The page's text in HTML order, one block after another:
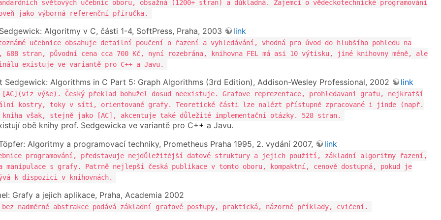
světových učebnic oboru, obsažná (1200+ stran) a důkladná. Zajemci o vědeckotechnické programování
jako výborná referenční příručka.
Algoritmy v C, části 1-4, SoftPress, Praha, 2003 link
učebnice obsahuje detailní poučení o řazení a vyhledávání, vhodná pro úvod do hlubšího pohledu na
688 stran, původní cena cca 700 Kč, nyní rozebrána, knihovna FEL má asi 10 výtisku, jiné knihovny méně, ale
existuje ve variantě pro C++ a Javu.
Sedgewick: Algorithms in C Part 5: Graph Algorithms (3rd Edition), Addison-Wesley Professional, 2002 link
[AC](viz výše). Český překlad bohužel dosud neexistuje. Grafove reprezentace, prohledavani grafu, nejkratší
kostry, toky v síti, orientované grafy. Teoretické části lze nalézt přístupně zpracované i jinde (např.
však, stejně jako [AC], akcentuje také důležité implementační otázky. 528 stran.
obě knihy prof. Sedgewicka ve variantě pro C++ a Javu.
Algoritmy a programovací techniky, Prometheus Praha 1995, 2. vydání 2007,
link
programování, představuje nejdůležitější datové struktury a jejich použití, základní algoritmy řazení,
manipulace s grafy. Patrně nejlepší česká publikace v tomto oboru, kompaktní, cenově dostupná, pokud je
k dispozici v knihovnách.
Grafy a jejich aplikace, Praha, Academia 2002
nadměrné abstrakce podává základní grafové postupy, praktická, názorné příklady, cvičení.